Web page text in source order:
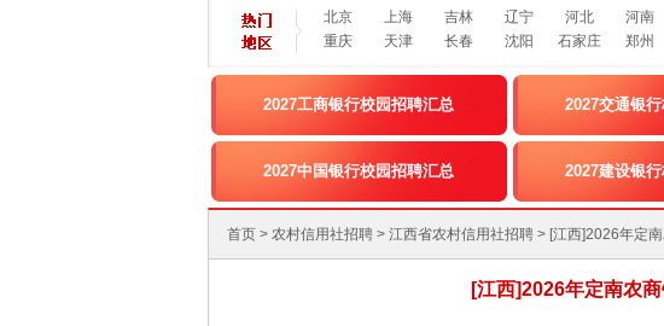
北京 上海 吉林 辽宁 河北 河南
重庆
天津 长春 沈阳 石家庄 郑州
2027工商银行校园招聘汇总 2027交通银
2027中国银行校园招聘汇总 2027建设银
首页 > 农村信用社招聘 > 江西省农村信用社招聘 > [江西]2026年定
[江西]2026年定南农